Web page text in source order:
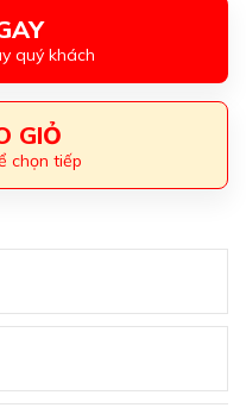
quý khách
GIỎ
chọn tiếp